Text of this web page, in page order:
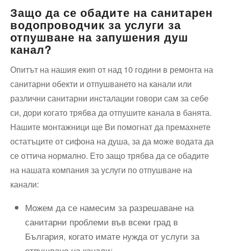
Защо да се обадите на санитарен
водопроводчик за услуги за
отпушване на запушения душ
канал?
Опитът на нашия екип от над 10 години в ремонта на
санитарни обекти и отпушването на канали или
различни санитарни инсталации говори сам за себе
си, дори когато трябва да отпушите канала в банята.
Нашите монтажници ще Ви помогнат да премахнете
остатъците от сифона на душа, за да може водата да
се оттича нормално. Ето защо трябва да се обадите
на нашата компания за услуги по отпушване на
канали:
Можем да се намесим за разрешаване на
санитарни проблеми във всеки град в
България, когато имате нужда от услуги за